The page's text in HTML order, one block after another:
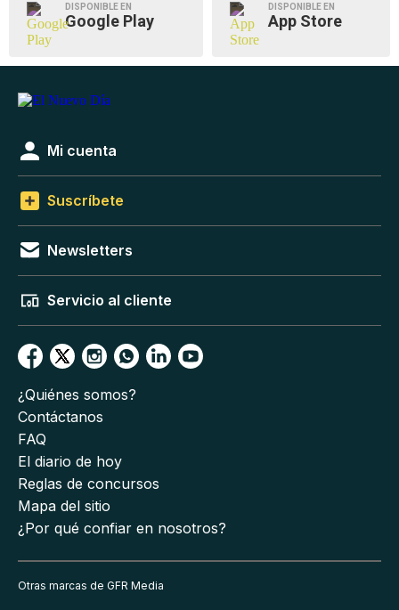
DISPONIBLE EN
Google Play
DISPONIBLE EN
App Store
Mi cuenta
Suscríbete
Newsletters
Servicio al cliente
¿Quiénes somos?
Contáctanos
FAQ
El diario de hoy
Reglas de concursos
Mapa del sitio
¿Por qué confiar en nosotros?
Otras marcas de GFR Media